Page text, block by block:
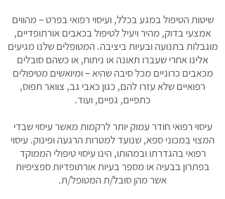
שיטות הטיפול במגע בכלל, ועיסוי רפואי בפרט – מהווים
אמצעי בדוק, מהיר ויעיל לטיפול בכאבים אורתופדיים,
מוגבלות בתנועה ובעיות ביציבה. המטופלים שלנו מגיעים
אלינו אחרי שעברו תאונה או ניתוח, או כשהם סובלים
מכאבים כרוניים מכל סיבה שהיא – ומיואשים מטיפולים
רפואיים שלא עזרו להם, כגון כאבי גב, צוואר תפוס,
כתפיים, גפיים, ועוד.
עיסוי רפואי חודר עמוק יותר לרקמות מאשר עיסוי שבדי
המצוי במכוני ספא, שנועד למטרות הרגעה ופינוק. עיסוי
רפואי בהגדרתו ובמהותו, הינו עיסוי טיפולי הממוקד
בפתרון בבעיה או מספר בעיות אורתופדיות ספציפיות
אשר מהן סובל/ת המטופל/ת.